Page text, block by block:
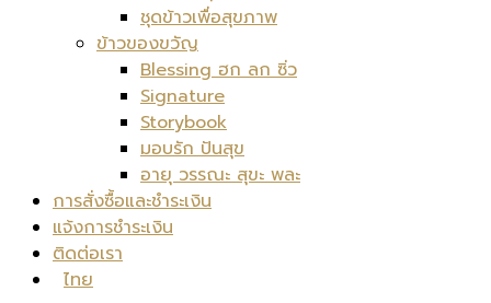
ชุดข้าวเพื่อสุขภาพ
ข้าวของขวัญ
Blessing ฮก ลก ซิ่ว
Signature
Storybook
มอบรัก ปันสุข
อายุ วรรณะ สุขะ พละ
การสั่งซื้อและชำระเงิน
แจ้งการชำระเงิน
ติดต่อเรา
ไทย